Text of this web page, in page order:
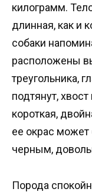
килограмм.
длинная, как и
собаки
расположены
треугольника,
подтянут,
короткая,
ее окрас
черным,
Порода